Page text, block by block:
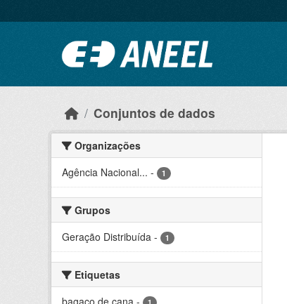
Conjuntos de dados
Organizações
Agência Nacional... - 1
Grupos
Geração Distribuída - 1
Etiquetas
bagaço de cana -